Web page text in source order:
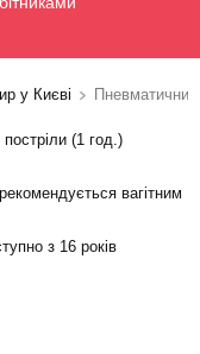
у Києві
постріли (1 год.)
вагітним
з 16 років